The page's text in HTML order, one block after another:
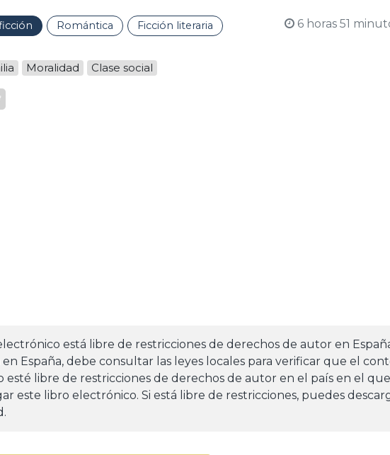
Romántica Ficción literaria 6 horas 51
Moralidad Clase social
está libre de restricciones de derechos de autor en
España, debe consultar las leyes locales para verificar que el
esté libre de restricciones de derechos de autor en el país en el
este libro electrónico. Si está libre de restricciones, puedes